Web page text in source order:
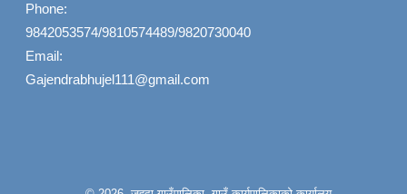
Phone:
9842053574/9810574489/9820730040
Email:
Gajendrabhujel111@gmail.com